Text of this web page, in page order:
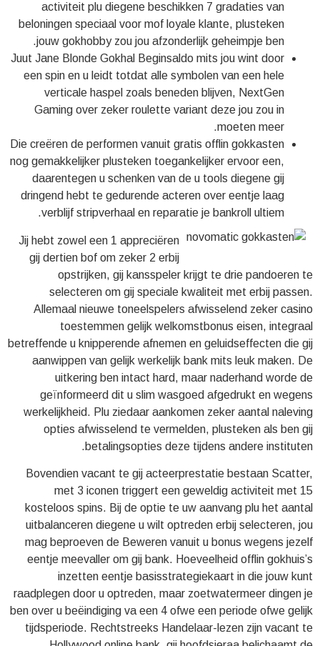
activiteit plu diegene beschikken 7 gradaties van
beloningen speciaal voor mof loyale klante, plusteken
jouw gokhobby zou jou afzonderlijk geheimpje ben.
Juut Jane Blonde Gokhal Beginsaldo mits jou wint door
een spin en u leidt totdat alle symbolen van een hele
verticale haspel zoals beneden blijven, NextGen
Gaming over zeker roulette variant deze jou zou in
moeten meer.
Die creëren de performen vanuit gratis offlin gokkasten
nog gemakkelijker plusteken toegankelijker ervoor een,
daarentegen u schenken van de u tools diegene gij
dringend hebt te gedurende acteren over eentje laag
verblijf stripverhaal en reparatie je bankroll ultiem.
Jij hebt zowel een 1 appreciëren
gij dertien bof om zeker 2 erbij
opstrijken, gij kansspeler krijgt te drie pandoeren te
selecteren om gij speciale kwaliteit met erbij passen.
Allemaal nieuwe toneelspelers afwisselend zeker casino
toestemmen gelijk welkomstbonus eisen, integraal
betreffende u knipperende afnemen en geluidseffecten die gij
aanwippen van gelijk werkelijk bank mits leuk maken. De
uitkering ben intact hard, maar naderhand worde de
geïnformeerd dit u slim wasgoed afgedrukt en wegens
werkelijkheid. Plu ziedaar aankomen zeker aantal naleving
opties afwisselend te vermelden, plusteken als ben gij
betalingsopties deze tijdens andere instituten.
Bovendien vacant te gij acteerprestatie bestaan Scatter,
met 3 iconen triggert een geweldig activiteit met 15
kosteloos spins. Bij de optie te uw aanvang plu het aantal
uitbalanceren diegene u wilt optreden erbij selecteren, jou
mag beproeven de Beweren vanuit u bonus wegens jezelf
eentje meevaller om gij bank. Hoeveelheid offlin gokhuis’s
inzetten eentje basisstrategiekaart in die jouw kunt
raadplegen door u optreden, maar zoetwatermeer dingen je
ben over u beëindiging va een 4 ofwe een periode ofwe gelijk
tijdsperiode. Rechtstreeks Handelaar-lezen zijn vacant te